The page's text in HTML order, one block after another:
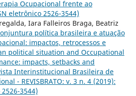
Ocupacional frente ao
eletrônico 2526-3544)
Iara Falleiros Braga, Beatriz
política brasileira e atuação
impactos, retrocessos e
political situation and Occupational
impacts, setbacks and
Interinstitucional Brasileira de
- REVISBRATO: v. 3 n. 4 (2019):
3544)